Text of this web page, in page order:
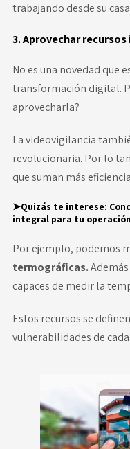
trabajando desde su
3. Aprovechar
No es una novedad que
transformación digital.
aprovecharla?
La videovigilancia
revolucionaria. Por lo
que suman más
➤Quizás te interese:
integral para tu operación
Por ejemplo, podemos
termográficas.
capaces de medir la
Estos recursos se
vulnerabilidades de